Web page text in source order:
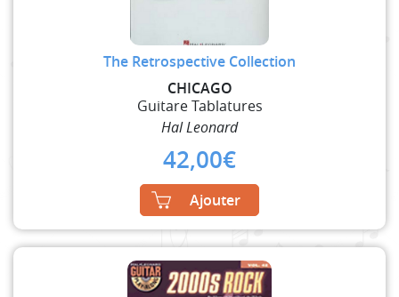
The Retrospective Collection
CHICAGO
Guitare Tablatures
Hal Leonard
42,00€
Ajouter